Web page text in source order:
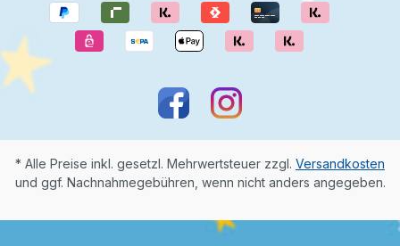
* Alle Preise inkl. gesetzl. Mehrwertsteuer zzgl. Versandkosten
und ggf. Nachnahmegebühren, wenn nicht anders angegeben.